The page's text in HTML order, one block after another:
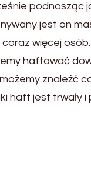
podnosząc
jest on
więcej
haftować
znaleźć
haft jest trwały